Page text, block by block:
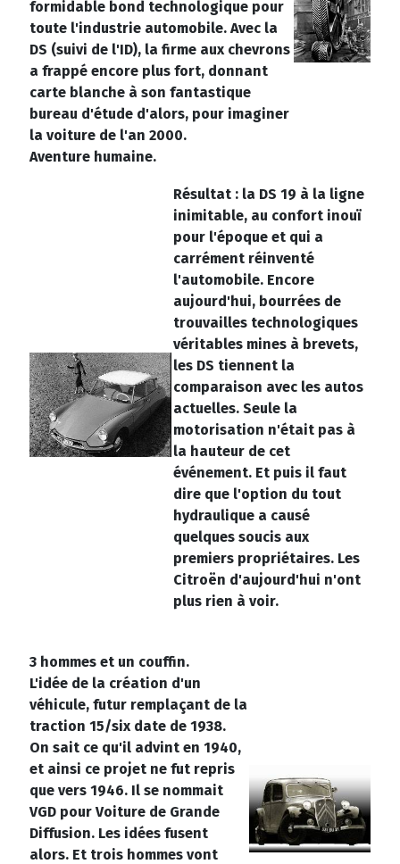
formidable bond technologique pour
toute l'industrie automobile. Avec la
DS (suivi de l'ID), la firme aux chevrons
a frappé encore plus fort, donnant
carte blanche à son fantastique
bureau d'étude d'alors, pour imaginer
la voiture de l'an 2000.
Aventure humaine.
Résultat : la DS 19 à la ligne
inimitable, au confort inouï
pour l'époque et qui a
carrément réinventé
l'automobile. Encore
aujourd'hui, bourrées de
trouvailles technologiques
véritables mines à brevets,
les DS tiennent la
comparaison avec les autos
actuelles. Seule la
motorisation n'était pas à
la hauteur de cet
événement. Et puis il faut
dire que l'option du tout
hydraulique a causé
quelques soucis aux
premiers propriétaires. Les
Citroën d'aujourd'hui n'ont
plus rien à voir.
3 hommes et un couffin.
L'idée de la création d'un
véhicule, futur remplaçant de la
traction 15/six date de 1938.
On sait ce qu'il advint en 1940,
et ainsi ce projet ne fut repris
que vers 1946. Il se nommait
VGD pour Voiture de Grande
Diffusion. Les idées fusent
alors. Et trois hommes vont